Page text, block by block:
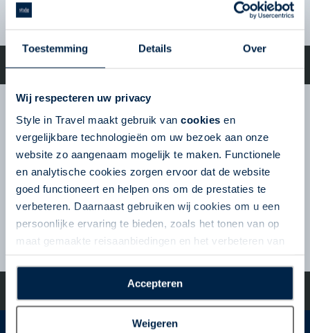
Toestemming Details Over
Wij respecteren uw privacy
Style in Travel maakt gebruik van cookies en
vergelijkbare technologieën om uw bezoek aan onze
website zo aangenaam mogelijk te maken. Functionele
en analytische cookies zorgen ervoor dat de website
goed functioneert en helpen ons om de prestaties te
verbeteren. Daarnaast gebruiken wij cookies om u een
persoonlijke ervaring te bieden, zoals het tonen van op
maat gemaakte reisaanbiedingen en het verbeteren van
plaatsen van alle hierboven beschreven cookies en
technologieën, waarmee persoonlijke gegevens kunnen
worden verzameld. Indien u kiest voor “Weigeren”
Accepteren
Weigeren
VERSTUUR
©2023 Go Amerika - All Rights Reserved | De specialist op het
gebied van fly-drives en roadtrips door de USA!
Schrijf u in voor de nieuwsbrief en ontvang tips
en reisinspiratie voor uw volgende reis!
Volg ons op Social Media
VERSTUUR
©2023 Go Amerika - All Rights Reserved | De specialist op het
gebied van fly-drives en roadtrips door de USA!